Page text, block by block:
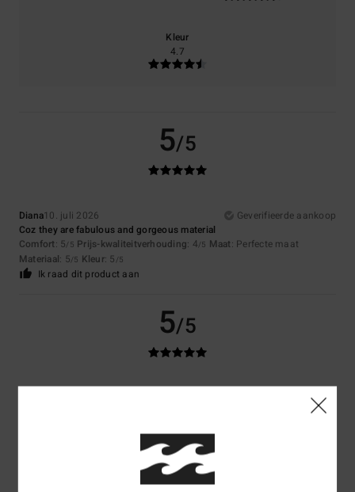
Kleur
4.7
5/5
Diana10. juli 2026
Geverifieerde aankoop
Coz they are fabulous and gorgeous material
Comfort: 5/5 Prijs-kwaliteitverhouding: 4/5 Maat: Perfecte maat
Materiaal: 5/5 Kleur: 5 /5
Ik raad dit product aan
5/5
Geverifieerde aankoop